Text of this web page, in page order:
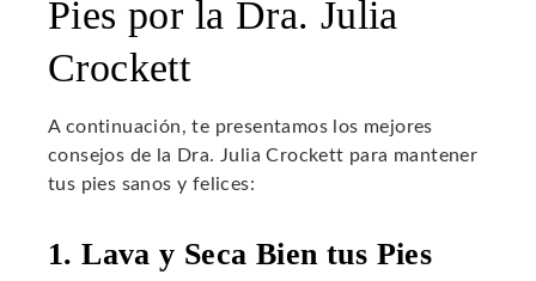
Pies por la Dra. Julia
Crockett
A continuación, te presentamos los mejores
consejos de la Dra. Julia Crockett para mantener
tus pies sanos y felices:
1. Lava y Seca Bien tus Pies